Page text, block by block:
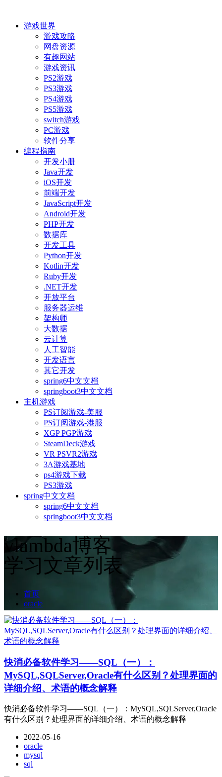
游戏世界
游戏攻略
网盘资源
有趣网站
游戏资讯
PS2游戏
PS3游戏
PS4游戏
PS5游戏
switch游戏
PC游戏
软件分享
编程指南
开发小册
Java开发
iOS开发
前端开发
JavaScript开发
Android开发
PHP开发
数据库
开发工具
Python开发
Kotlin开发
Ruby开发
.NET开发
开放平台
服务器运维
架构师
大数据
云计算
人工智能
开发语言
其它开发
spring6中文文档
springboot3中文文档
主机游戏
PS订阅游戏-美服
PS订阅游戏-港服
XGP PGP游戏
SteamDeck游戏
VR PSVR2游戏
3A游戏基地
ps4游戏下载
PS3游戏
spring中文文档
spring6中文文档
springboot3中文文档
vlambda博客
学习文章列表
首页
oracle
快消必备软件学习——SQL（一）：
MySQL,SQLServer,Oracle有什么区别？处理界面的
详细介绍、术语的概念解释
快消必备软件学习——SQL（一）：MySQL,SQLServer,Oracle
有什么区别？处理界面的详细介绍、术语的概念解释
2022-05-16
oracle
mysql
sql